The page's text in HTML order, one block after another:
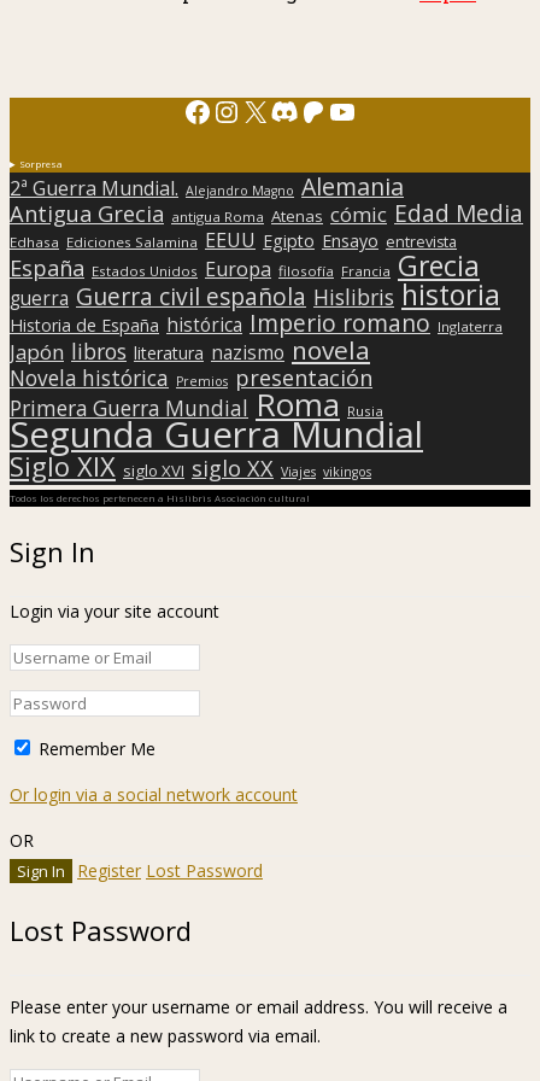
Facebook
Instagram
X Discord
Patreon
YouTube
Sorpresa
2ª Guerra Mundial. Alejandro Magno Alemania
Antigua Grecia antigua Roma Atenas cómic Edad Media
Edhasa Ediciones Salamina EEUU Egipto Ensayo entrevista
España Estados Unidos Europa filosofía Francia Grecia
guerra Guerra civil española Hislibris historia
Historia de España histórica Imperio romano Inglaterra
Japón libros literatura nazismo novela
Novela histórica Premios presentación
Primera Guerra Mundial Roma Rusia
Segunda Guerra Mundial
Siglo XIX siglo XVI siglo XX Viajes vikingos
Todos los derechos pertenecen a Hislibris Asociación cultural
Sign In
Login via your site account
Remember Me
Or login via a social network account
OR
Register Lost Password
Lost Password
Please enter your username or email address. You will receive a
link to create a new password via email.